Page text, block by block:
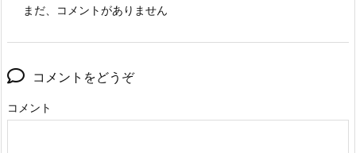
まだ、コメントがありません
コメントをどうぞ
コメント